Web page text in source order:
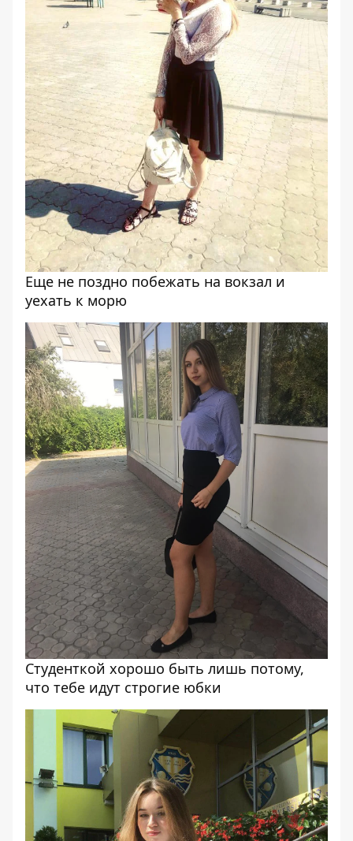
Еще не поздно побежать на вокзал и
уехать к морю
Студенткой хорошо быть лишь потому,
что тебе идут строгие юбки